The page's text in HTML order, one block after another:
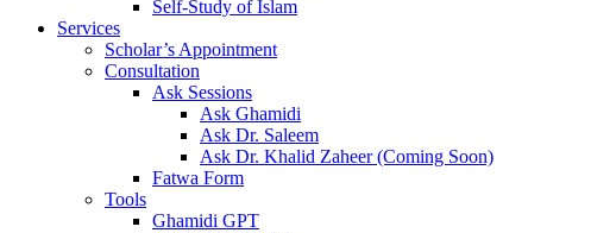
Self-Study of Islam
Services
Scholar’s Appointment
Consultation
Ask Sessions
Ask Ghamidi
Ask Dr. Saleem
Ask Dr. Khalid Zaheer (Coming Soon)
Fatwa Form
Tools
Ghamidi GPT